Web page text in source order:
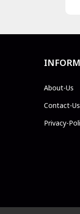
About-Us
Contact-Us
Privacy-